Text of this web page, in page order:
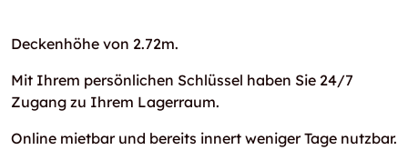
Deckenhöhe von 2.72m.
Mit Ihrem persönlichen Schlüssel haben Sie 24/7
Zugang zu Ihrem Lagerraum.
Online mietbar und bereits innert weniger Tage nutzbar.